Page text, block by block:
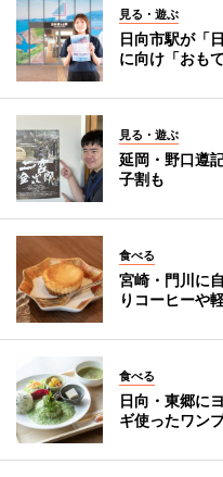
見る・遊ぶ
日向市駅が「
に向け「おも
見る・遊ぶ
延岡・野口遵
子割も
食べる
宮崎・門川に
りコーヒーや
食べる
日向・東郷に
ギ使ったワン